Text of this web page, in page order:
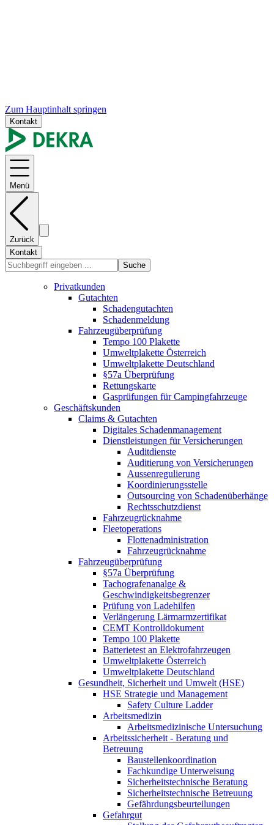
Zum Hauptinhalt springen
Kontakt
Menü
Zurück
Kontakt
Suche
Privatkunden
Gutachten
Schadengutachten
Schadenmeldung
Fahrzeugüberprüfung
Tempo 100 Plakette
Umweltplakette Österreich
Umweltplakette Deutschland
§57a Überprüfung
Rettungskarte
Gasprüfungen für Campingfahrzeuge
Geschäftskunden
Claims & Gutachten
Digitales Schadenmanagement
Dienstleistungen für Versicherungen
Auditdienste
Auditierung von Versicherungen
Aussenregulierung
Koordinierungsstelle
Outsourcing von Schadenüberhänge
Rechtsschutzdienst
Fahrzeugrücknahme
Fleetoperations
Flottenadministration
Fahrzeugrücknahme
Fahrzeugüberprüfung
§57a Überprüfung
Tachografenanalge &
Geschwindigkeitsbegrenzer
Prüfung von Ladehilfen
Verlängerung Lärmarmzertifikat
CEMT Kontrolldokument
Tempo 100 Plakette
Batterietest an Elektrofahrzeugen
Umweltplakette Österreich
Umweltplakette Deutschland
Gesundheit, Sicherheit und Umwelt (HSE)
HSE Strategie und Management
Safety Culture Ladder
Arbeitsmedizin
Arbeitsmedizinische Untersuchung
Arbeitssicherheit - Beratung und
Betreuung
Baustellenkoordination
Fachkundige Unterweisung
Sicherheitstechnische Beratung
Sicherheitstechnische Betreuung
Gefährdungsbeurteilungen
Gefahrgut